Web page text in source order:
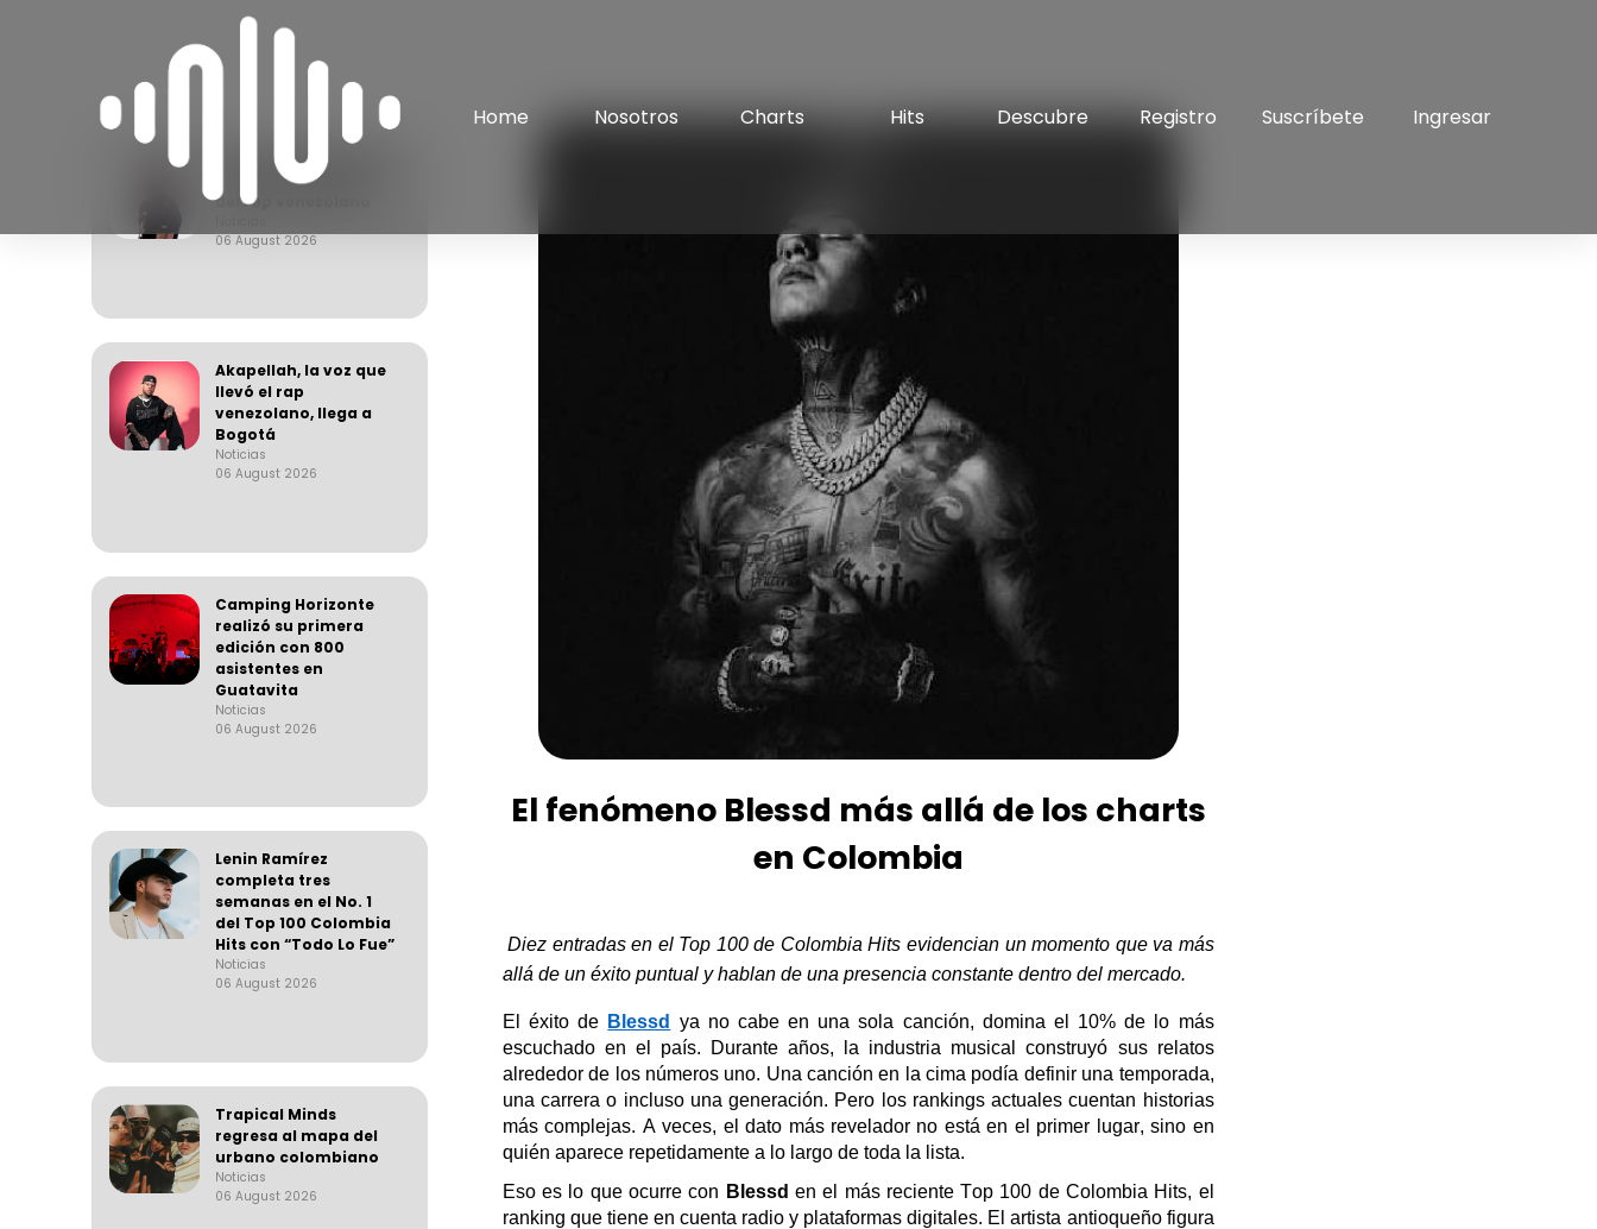
Home Nosotros Charts Hits Descubre Registro Suscríbete Ingresar
Apache, el arquitecto
de una generación
del rap venezolano
06 August 2026
Akapellah, la voz que
llevó el rap
venezolano, llega a
Bogotá
Noticias
06 August 2026
Camping Horizonte
realizó su primera
edición con 800
asistentes en
Guatavita
Noticias
06 August 2026
Lenin Ramírez
completa tres
semanas en el No. 1
del Top 100 Colombia
Hits con “Todo Lo Fue”
Noticias
06 August 2026
Trapical Minds
regresa al mapa del
urbano colombiano
Noticias
06 August 2026
El fenómeno Blessd más allá de los charts
en Colombia
Diez entradas en el Top 100de Colombia Hits evidencian un momento que va más
allá de un éxito puntual y hablan de una presencia constante dentro del mercado.
Eléxito de Blessd ya no cabe en una sola canción, domina el 10% de lo más
escuchado en el país.
Durante años, la industria musical construyó sus relatos
alrededor de los números uno. Una canción en la cima podía definir una temporada,
una carrera o incluso una generación. Pero los rankings actuales cuentan historias
más complejas. A veces, el dato más revelador no está en el primer lugar, sino en
quién aparece repetidamente a lo largo de toda la lista.
Eso es lo que ocurre con Blessd en el más reciente Top 100 de Colombia Hits, el
ranking que tiene en cuenta radio y plataformas digitales. El artista antioqueño figura